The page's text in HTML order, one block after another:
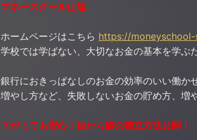
マネースクール山陰
ホームページはこちら https://moneyschool-
学校では学ばない、大切なお金の基本を学ぶ
銀行におきっぱなしのお金の効率のいい働か
増やし方など、失敗しないお金の貯め方、増
下がっても安心！目から鱗の積立方法公開！